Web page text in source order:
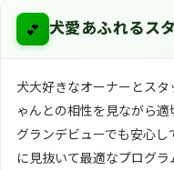
💕 犬愛あふれるス
犬大好きなオーナーとス
ゃんとの相性を見ながら
グランデビューでも安心
に見抜いて最適なプログ